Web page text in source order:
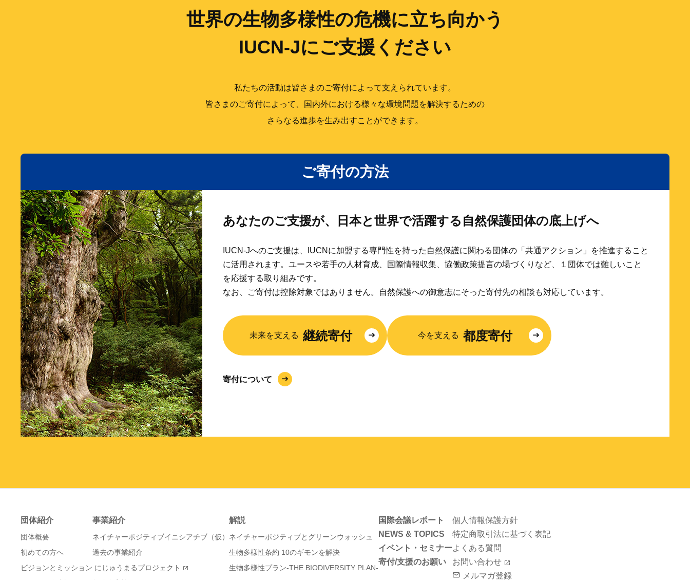
世界の生物多様性の危機に立ち向かう
IUCN-Jにご支援ください
私たちの活動は皆さまのご寄付によって支えられています。
皆さまのご寄付によって、国内外における様々な環境問題を解決するための
さらなる進歩を生み出すことができます。
ご寄付の方法
あなたのご支援が、日本と世界で活躍する自然保護団体の底上げへ
IUCN-Jへのご支援は、IUCNに加盟する専門性を持った自然保護に関わる団体の「共通アクション」を推進すること
に活用されます。ユースや若手の人材育成、国際情報収集、協働政策提言の場づくりなど、１団体では難しいこと
を応援する取り組みです。
なお、ご寄付は控除対象ではありません。自然保護への御意志にそった寄付先の相談も対応しています。
未来を支える 継続寄付 今を支える 都度寄付
寄付について
団体紹介
団体概要
初めての方へ
ビジョンとミッション
事業紹介
ネイチャーポジティブイニシアチブ（仮）
過去の事業紹介
にじゅうまるプロジェクト
解説
ネイチャーポジティブとグリーンウォッシュ
生物多様性条約 10のギモンを解決
生物多様性プラン-THE BIODIVERSITY PLAN-
国際会議レポート
NEWS & TOPICS
イベント・セミナー
寄付/支援のお願い
個人情報保護方針
特定商取引法に基づく表記
よくある質問
お問い合わせ
メルマガ登録